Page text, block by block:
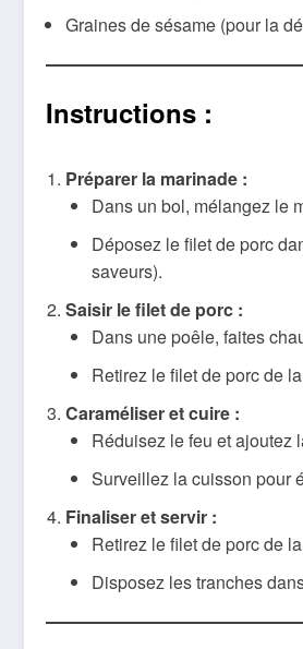
Graines de sésame (pour la
Instructions :
Préparer la marinade :
Dans un bol, mélangez le
Déposez le filet de porc
saveurs).
Saisir le filet de porc :
Dans une poêle, faites
Retirez le filet de porc de
Caraméliser et cuire :
Réduisez le feu et ajoutez
Surveillez la cuisson pour
Finaliser et servir :
Retirez le filet de porc de
Disposez les tranches